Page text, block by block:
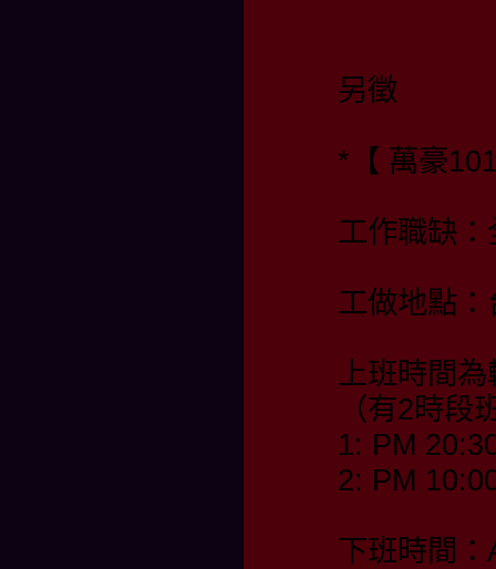
另徵
*【 萬豪
工作職缺
工做地點
上班時間
（有2時段
1: PM
2: PM
下班時間